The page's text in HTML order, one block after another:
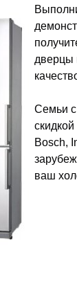
дверцы
Семьи с
Bosch,
ваш